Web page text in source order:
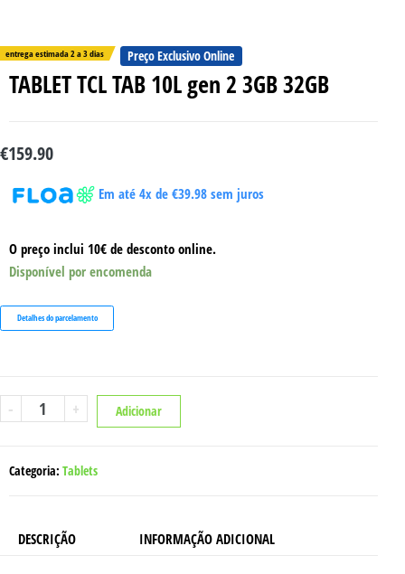
entrega estimada 2 a 3 dias Preço Exclusivo Online
TABLET TCL TAB 10L gen 2 3GB 32GB
€159.90
Em até 4x de €39.98sem juros
O preço inclui 10€ de desconto online.
Disponível por encomenda
Detalhes do parcelamento
- Quantidade
TABLET
10L
gen
+ Adicionar
Categoria: Tablets
DESCRIÇÃO INFORMAÇÃO ADICIONAL